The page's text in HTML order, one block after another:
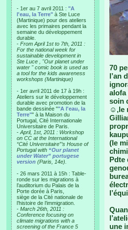
- 1er au 7 avril 2011 : "A
l'eau, la Terre" à Ste Luce
(Martinique) pour des ateliers
avec les primaires pendant la
semaine du développement
durable.
- From April 1st to 7th, 2011 :
For the national week for
sustainable development in
Ste Luce , "Our planet under
water " comic book is used as
a tool for the kids awareness
workshops (Martinique)
- 1er avril 2011 de 17 à 19h :
Ateliers sur le développement
durable avec promotion de la
bande dessinée ""A l'eau, la
Terre"" à la Maison du
Portugal, Cité Internationale
Universitaire de Paris.
- April, 1st, 2011 : Workshop
on CC at the International
“Cité Universitaire”’s House of
Portugal with “Our planet
under Water” portugese
version (Paris, 14e).
- 26 mars 2011 à 15h : Table-
ronde sur les migrations à
l’auditorium du Palais de la
Porte dorée à Paris,
siège de la Cité nationale de
l’histoire de l’immigration.
- March 26th, 2011 :
Conference focusing on
climate migrations with a
screening of the France 5
70
l’an
alofa
soin
☺,le
(le
Pdte
une